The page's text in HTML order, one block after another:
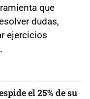
que
dudas,
ejercicios
el 25% de su